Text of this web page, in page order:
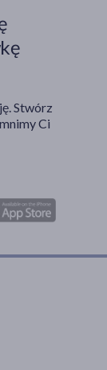
Stwórz
Ci